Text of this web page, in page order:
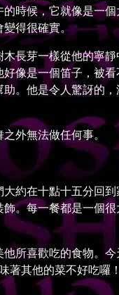
時候，它就像是一
變得很確實。
芽一樣從他的寧
像是一個笛子，被
。他是令人驚訝的
外無法做任何事。
在十點十五分回到
。每一餐都是一個
喜歡吃的食物。今
著其他的菜不好吃